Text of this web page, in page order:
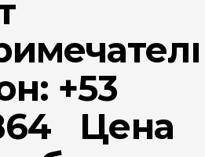
+53
Цена